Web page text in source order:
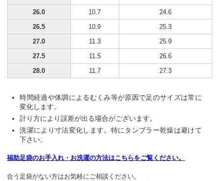
26.0
10.7
24.6
26.5
10.9
25.3
27.0
11.3
25.9
27.5
11.5
26.6
28.0
11.7 27.3
時間経過や体調によるむくみ等が原因で足のサイズは常に
変化します。
計り方により誤差が出る場合がございます。
洗濯により寸法変化します。特にタンブラー乾燥は避けて
下さい。
福助足袋のお手入れ・お洗濯の方法はこちらをご覧ください。
合う足袋がない方はお気軽にご相談ください。